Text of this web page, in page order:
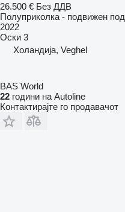
26.500 € Без ДДВ
Полуприколка - подвижен под
2022
Оски 3
Холандија, Veghel
BAS World
22 години на Autoline
Контактирајте го продавачот